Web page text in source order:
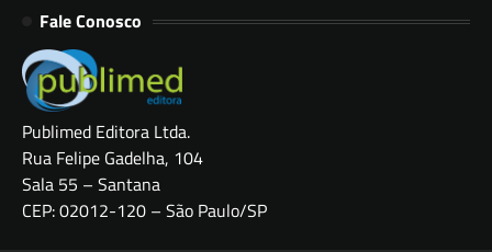
Fale Conosco
Publimed Editora Ltda.
Rua Felipe Gadelha, 104
Sala 55 – Santana
CEP: 02012-120 – São Paulo/SP